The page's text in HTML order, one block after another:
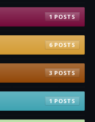
1
6
3
1